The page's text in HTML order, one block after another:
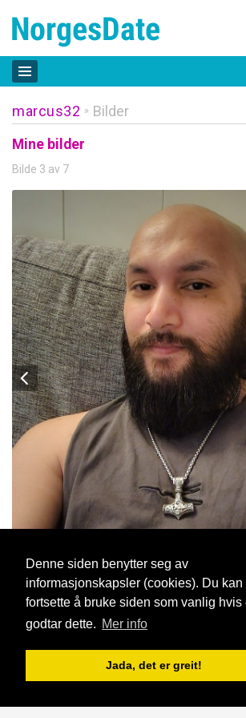
Denne siden benytter seg av
informasjonskapsler (cookies). Du kan
fortsette å bruke siden som vanlig hvis
godtar dette. Mer info
Jada, det er greit!
marcus32 » Bilder
Mine bilder
Bilde 3 av 7
marcus32 18 Okt, 2022
Blogg Support Kontakt oss